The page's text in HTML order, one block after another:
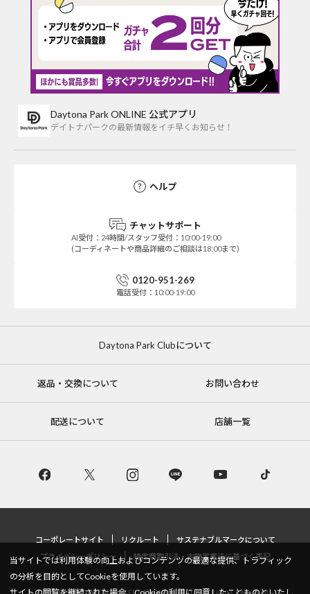
Daytona Park ONLINE 公式アプリ
デイトナパークの最新情報をイチ早くお知らせ！
ヘルプ
チャットサポート
AI受付：24時間/スタッフ受付：10:00-19:00
(コーディネートや商品詳細のご相談は18:00まで)
0120-951-269
電話受付：10:00-19:00
Daytona Park Clubについて
返品・交換について お問い合わせ
配送について 店舗一覧
コーポレートサイト リクルート
サステナブルマークについて
プライバシーポリシー
特定商取引法・古物営業法に基づく表記
当サイトでは利用体験の向上およびコンテンツの最適な提供、トラフィック
の分析を目的としてCookieを使用しています。